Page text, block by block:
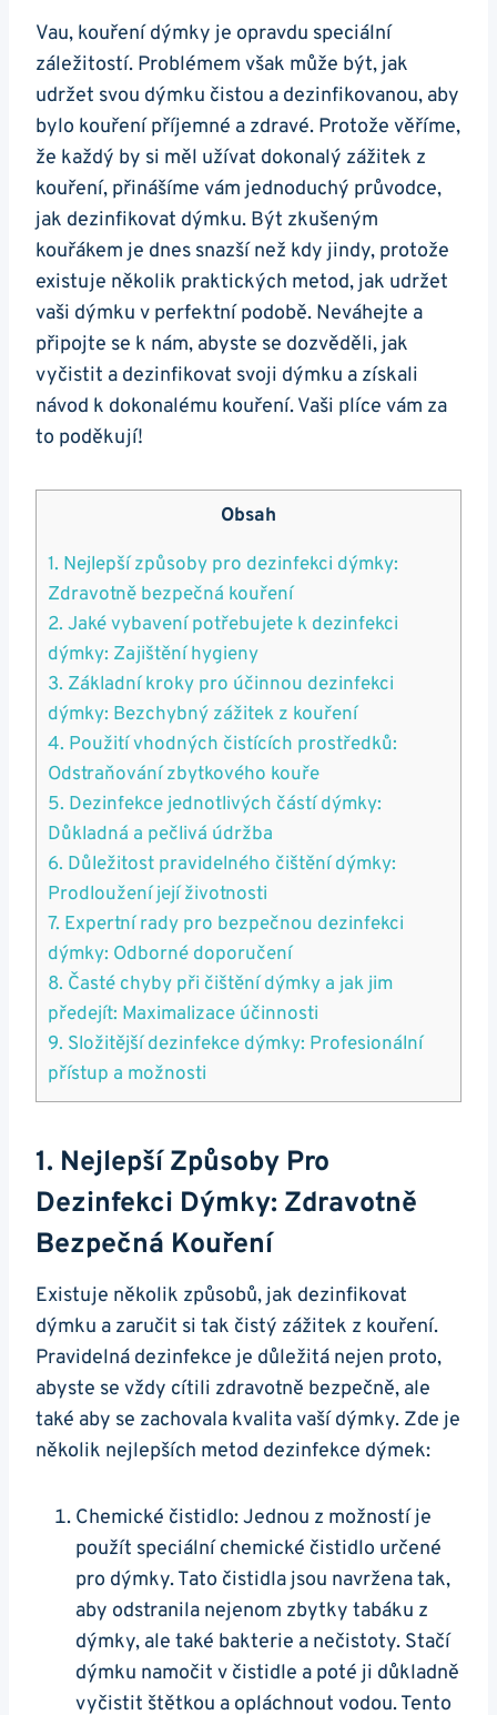
Vau, kouření dýmky je opravdu speciální
záležitostí. Problémem však může být, jak
udržet svou dýmku čistou a dezinfikovanou, aby
bylo kouření příjemné a zdravé. Protože věříme,
že každý by si měl užívat dokonalý zážitek z
kouření, přinášíme vám jednoduchý průvodce,
jak dezinfikovat dýmku. Být zkušeným
kouřákem je dnes snazší než kdy jindy, protože
existuje několik praktických metod, jak udržet
vaši dýmku v perfektní podobě. Neváhejte a
připojte se k nám, abyste se dozvěděli, jak
vyčistit a dezinfikovat svoji dýmku a získali
návod k dokonalému kouření. Vaši plíce vám za
to poděkují!
Obsah
1. Nejlepší způsoby pro dezinfekci dýmky:
Zdravotně bezpečná kouření
2. Jaké vybavení potřebujete k dezinfekci
dýmky: Zajištění hygieny
3. Základní kroky pro účinnou dezinfekci
dýmky: Bezchybný zážitek z kouření
4. Použití vhodných čistících prostředků:
Odstraňování zbytkového kouře
5. Dezinfekce jednotlivých částí dýmky:
Důkladná a pečlivá údržba
6. Důležitost pravidelného čištění dýmky:
Prodloužení její životnosti
7. Expertní rady pro bezpečnou dezinfekci
dýmky: Odborné doporučení
8. Časté chyby při čištění dýmky a jak jim
předejít: Maximalizace účinnosti
9. Složitější dezinfekce dýmky: Profesionální
přístup a možnosti
1. Nejlepší Způsoby Pro
Dezinfekci Dýmky: Zdravotně
Bezpečná Kouření
Existuje několik způsobů, jak dezinfikovat
dýmku a zaručit si tak čistý zážitek z kouření.
Pravidelná dezinfekce je důležitá nejen proto,
abyste se vždy cítili zdravotně bezpečně, ale
také aby se zachovala kvalita vaší dýmky. Zde je
několik nejlepších metod dezinfekce dýmek:
Chemické čistidlo: Jednou z možností je
použít speciální chemické čistidlo určené
pro dýmky. Tato čistidla jsou navržena tak,
aby odstranila nejenom zbytky tabáku z
dýmky, ale také bakterie a nečistoty. Stačí
dýmku namočit v čistidle a poté ji důkladně
vyčistit štětkou a opláchnout vodou. Tento